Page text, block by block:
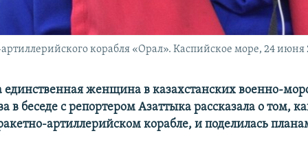
корабля «Орал». Каспийское море, 24 июня
единственная женщина в казахстанских военно-
в беседе с репортером Азаттыка рассказала о том,
артиллерийском корабле, и поделилась